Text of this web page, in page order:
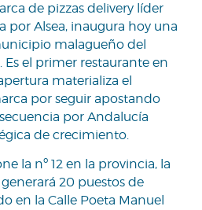
de pizzas delivery líder
por Alsea, inaugura hoy una
malagueño del
el primer restaurante en
materializa el
por seguir apostando
por Andalucía
de crecimiento.
la nº 12 en la provincia, la
20 puestos de
en la Calle Poeta Manuel